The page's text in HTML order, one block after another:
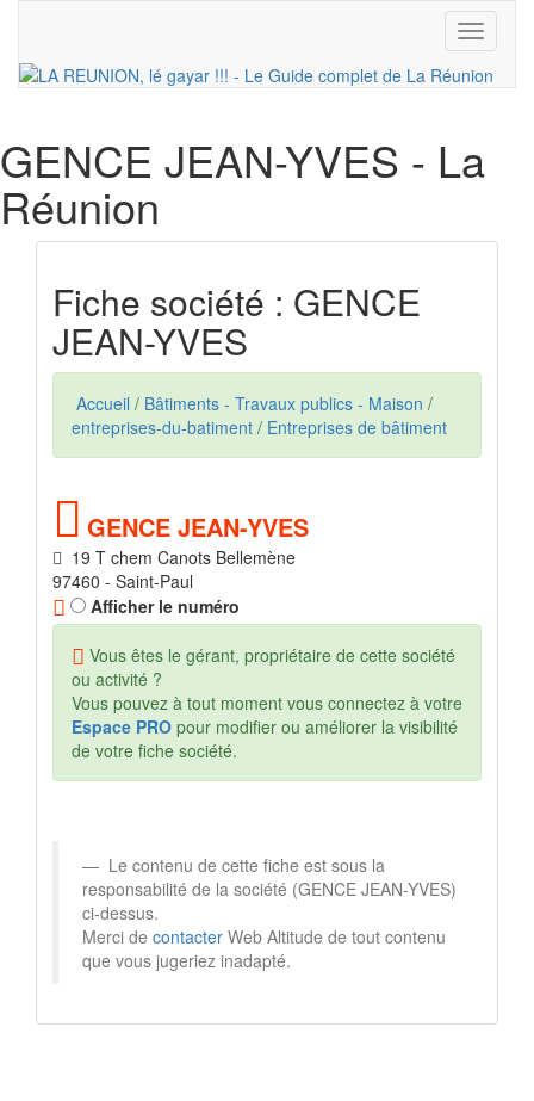
Toggle
GENCE JEAN-YVES - La
Réunion
Fiche société : GENCE
JEAN-YVES
Accueil / Bâtiments - Travaux publics - Maison /
entreprises-du-batiment / Entreprises de bâtiment
GENCE JEAN-YVES
19 T chem Canots Bellemène
97460 - Saint-Paul
Afficher le numéro
Vous êtes le gérant, propriétaire de cette société
ou activité ?
Vous pouvez à tout moment vous connectez à votre
Espace PRO pour modifier ou améliorer la visibilité
de votre fiche société.
Le contenu de cette fiche est sous la
responsabilité de la société (GENCE JEAN-YVES)
ci-dessus.
Merci de contacter Web Altitude de tout contenu
que vous jugeriez inadapté.